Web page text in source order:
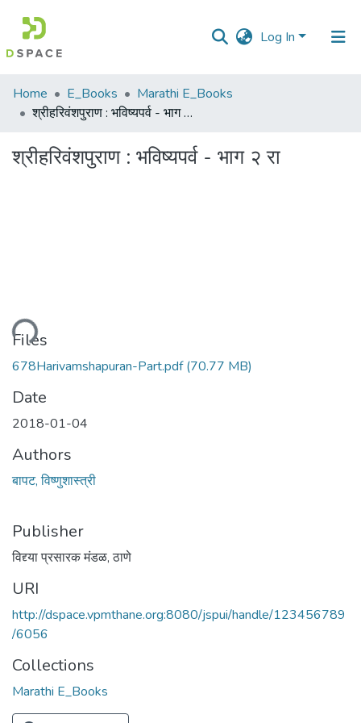
Log In
Communities
&
All of DSpace
Home E_Books
Marathi E_Books
श्रीहरिवंशपुराण : भविष्यपर्व - भाग २ रा
श्रीहरिवंशपुराण : भविष्यपर्व - भाग २ रा
Files
678Harivamshapuran-Part.pdf(70.77 MB)
Date
2018-01-04
Authors
बापट, विष्णुशास्त्री
Publisher
विद्द्या प्रसारक मंडळ, ठाणे
URI
http://dspace.vpmthane.org:8080/jspui/handle/123456789
/6056
Collections
Marathi E_Books